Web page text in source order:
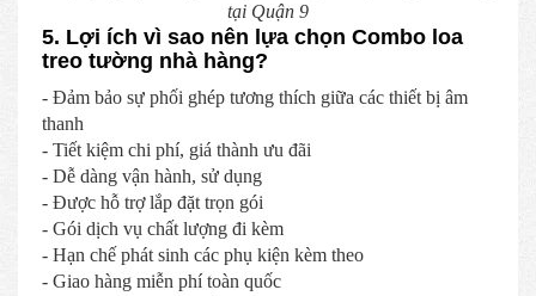
tại Quận 9
5. Lợi ích vì sao nên lựa chọn Combo loa
treo tường nhà hàng?
- Đảm bảo sự phối ghép tương thích giữa các thiết bị âm
thanh
- Tiết kiệm chi phí, giá thành ưu đãi
- Dễ dàng vận hành, sử dụng
- Được hỗ trợ lắp đặt trọn gói
- Gói dịch vụ chất lượng đi kèm
- Hạn chế phát sinh các phụ kiện kèm theo
- Giao hàng miễn phí toàn quốc